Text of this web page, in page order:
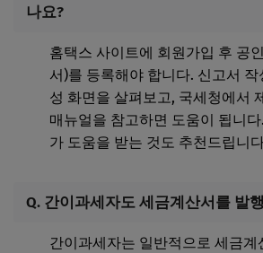
나요?
홈택스 사이트에 회원가입 후 공
서)를 등록해야 합니다. 신고서
성 화면을 살펴보고, 국세청에서
매뉴얼을 참고하면 도움이 됩니
가 도움을 받는 것도 추천드립니
Q. 간이과세자도 세금계산서를 발
간이과세자는 일반적으로 세금계